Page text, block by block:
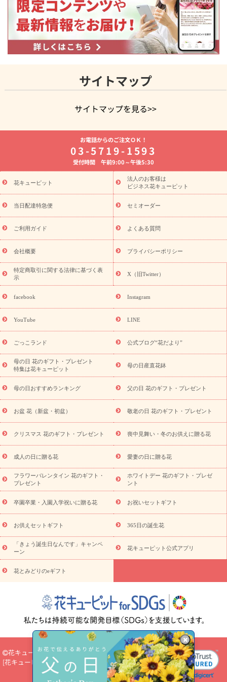
サイトマップ
サイトマップを見る>>
よく贈られる花
お祝いの花特集
誕生日フラワーギフト特集
8月の誕生花(トルコキキョウ)
開店・開業祝い
お供え・お悔やみ お供え・お悔やみの花
通夜・葬儀に贈る花 胡蝶蘭・花鉢
ーブドフラワー
季節のイベント
ひまわり ギフト・プレゼント
特集
お盆 花（新盆・初盆） 季節のイベント
お盆 花（新
盆・初盆）
お盆 花（新盆・初盆）
お盆・お供え 花とセットギ
フト
お盆・お供え プリザーブドフラワー
ひまわり ギフト・プ
レゼント特集
夏の花贈り・お中元・暑中見舞い 花のギフト特集
敬老の日におくる花ギフト・プレゼント特集
花ギフト・プレゼント特集
敬老の日 花のおすすめランキング
敬
老の日 花鉢植えのギフト・プレゼント特集
敬老の日 花とセットギ
フト・プレゼント特集
敬老の日の花 全てのギフト一覧
キャン
ペーン
「きょう誕生日なんです」キャンペーン
探す
誕生日フラワーギフト 誕生日フラワーギフト特集
誕生
日フラワーギフト商品一覧
ユリ トルコキキョウ
誕生花(トルコキキョウ)
9月の誕生花(リンドウ)
誕生日セット
ギフト
「きょう誕生日なんです」キャンペーン
用途から探す お祝いの花特集 当日配達特急便
お祝い商品
一覧
お祝い 新築・引っ越し祝い
結婚記念日
結婚祝い 出産祝い 退院祝い・快気祝い
還暦
祝い・長寿祝い
プチギフト ペットのお祝いフラワー
元・暑中見舞い
敬老の日
お供え
お供え・お悔やみ商品一覧 お供え・お悔やみの花
十九日法要以降に贈る花
通夜・葬儀に贈る花
お供え お花とセッ
お盆（新盆・初盆）
お祝い返し お見舞い
お取り
プリザーブドフラワー
スタイルから探す
アレンジメント
蘭・花鉢
ミディ胡蝶蘭・お祝い ミディ胡蝶蘭・お供え
の青色胡蝶蘭
観葉植物 観葉植物 産直多肉植物
プリザーブ
ドフラワー
お祝い お供え・お悔やみ 花とセットギフト
ミオーダー
プチギフト（hanamore -ハナモア-）
花とみどりの
eギフト
花キューピットのeGfit カラー ピンク
レンジ
レッド お花の種類 バラ ユリ トルコキキョウ
予
算から探す
お祝い お祝い・3000円～ お祝い・
お祝い・5000円～ お祝い・7000円～ お祝い・10000円～
お供え・お悔やみ
お供え・お悔やみ・3000円～
お供え・お
悔やみ・5000円～ お供え・お悔やみ・7000円～
お供え・お悔
やみ・10000円～
365日の誕生花カレンダー
開店・開業祝
お祝いを贈るときのマナー・
花キューピットのお祝いコラム一覧
誕生日のお花を「色
彩心理学」で選ぶ方法
結婚祝いの予算相場
出産祝いお役立ち情
転職祝いのマナー基礎知識
ペットのお祝いワンポイントアド
バイス
スタンド花（フラスタ）のマナー
お見舞いのマナーとル
新築引っ越し祝いコラム お祝い花のマナー総まとめ
場上司や先輩へ贈るお祝い花の正解は？
開店祝いの花 選び方ガイ
ド（早見表あり）
お供えを贈るときのマナー・ルール
花キューピットのお供え・
お電話からのご注文ＯＫ！
03-5719-1593
受付時間 午前9:00～午後5:30
花キューピット
法人のお客様は
ビジネス花キューピット
当日配達特急便 セミオーダー
ご利用ガイド よくある質問
会社概要 プライバシーポリシー
特定商取引に関する法律に基づく表
示
X（旧Twitter）
facebook Instagram
YouTube LINE
ごっこランド 公式ブログ“花だより”
母の日 花のギフト・プレゼント
特集は花キューピット
母の日産直花鉢
母の日おすすめランキング 父の日 花のギフト・プレゼント
お盆 花（新盆・初盆） 敬老の日 花のギフト・プレゼント
クリスマス 花のギフト・プレゼント 喪中見舞い・冬のお供えに贈る花
成人の日に贈る花 愛妻の日に贈る花
フラワーバレンタイン 花のギフト・
プレゼント
ホワイトデー 花のギフト・プレゼ
ント
卒園卒業・入園入学祝いに贈る花 お祝いセットギフト
お供えセットギフト 365日の誕生花
「きょう誕生日なんです」キャンペ
ーン
花キューピット公式アプリ
花とみどりのeギフト
花キューピット
[花キューピット株式会社 Select Language▼